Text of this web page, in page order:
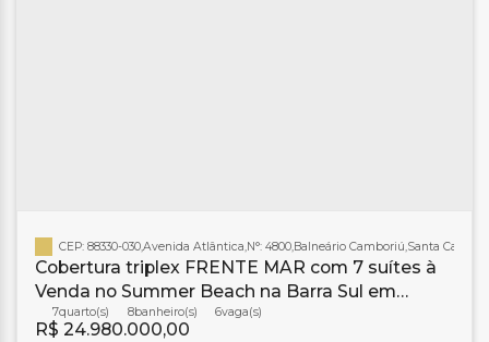
Cobertura triplex FRENTE MAR com 7 suítes à
Venda no Summer Beach na Barra Sul em
Balneário Camboriú
R$ 24.980.000,00
CEP: 88330-030,Avenida Atlântica,N°: 4800,Balneário Camboriú,Santa Catarina
7 8banheiro(s) 6